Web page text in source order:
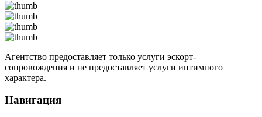
Агентство предоставляет только услуги эскорт-
сопровождения и не предоставляет услуги интимного
характера.
Навигация